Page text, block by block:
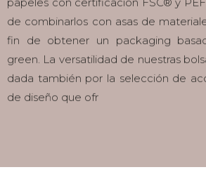
papeles con certificación FSC® y
de combinarlos con asas de
fin de obtener un packaging
green. La versatilidad de nuestras
dada también por la selección de
de diseño que ofr